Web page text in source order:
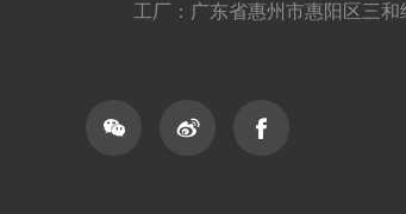
工厂：广东省惠州市惠阳区三